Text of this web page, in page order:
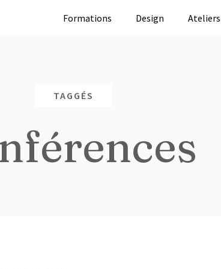
Formations Design Ateliers
TAGGÉS